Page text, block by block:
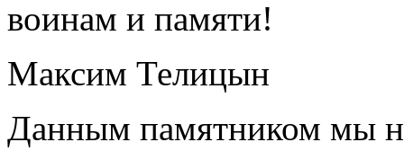
воинам и памяти!
Максим Телицын
Данным памятником мы